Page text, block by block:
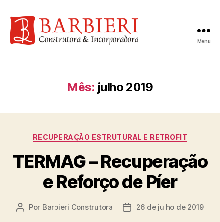
Menu
Mês: julho 2019
RECUPERAÇÃO ESTRUTURAL E RETROFIT
TERMAG – Recuperação
e Reforço de Píer
Por Barbieri Construtora 26 de julho de 2019